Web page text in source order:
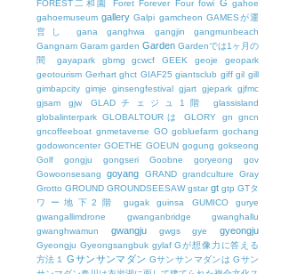
FOREST二和園 Foret Forever Four fowi G gahoe
gahoemuseum gallery Galpi gamcheon GAMESが運
営し
gana ganghwa gangjin
gangmunbeach
Gangnam Garam garden Garden Gardenでは1ヶ月の
間
gayapark gbmg gcwcf GEEK geoje
geopark
geotourism Gerhart ghct GIAF25 giantsclub giff gil gill
gimbapcity gimje ginsengfestival gjart gjepark gjfmc
gjsam
gjw GLADチェジュ1階
glassisland
globalinterpark GLOBALTOURは GLORY gn
gncn
gncoffeeboat gnmetaverse GO gobluefarm gochang
godowoncenter GOETHE GOEUN gogung gokseong
Golf
gongju gongseri Goobne goryeong
gov
Gowoonsesang
goyang GRAND grandculture
Gray
Grotto GROUND GROUNDSEESAW gstar gt gtp GTタ
ワー地下2階
gugak guinsa GUMICO
gurye
gwangallimdrone
gwanganbridge
gwanghallu
gwanghwamun
gwangju gwgs gye gyeongju
Gyeongju Gyeongsangbuk gylaf Gが想像力に答える
方法１
Gサンサンマダン Gサンサンマダンは Gサン